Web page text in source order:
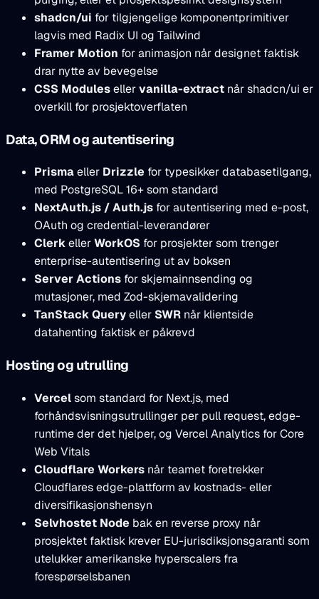
shadcn/ui for tilgjengelige komponentprimitiver
lagvis med Radix UI og Tailwind
Framer Motion for animasjon når designet faktisk
drar nytte av bevegelse
CSS Modulesellervanilla-extract når shadcn/ui er
overkill for prosjektoverflaten
Data, ORM og autentisering
Prismaeller Drizzle for typesikker databasetilgang,
med PostgreSQL 16+ som standard
NextAuth.js / Auth.js for autentisering med e-post,
OAuth og credential-leverandører
ClerkellerWorkOS for prosjekter som trenger
enterprise-autentisering ut av boksen
Server Actions for skjemainnsending og
mutasjoner, med Zod-skjemavalidering
TanStack Queryeller SWR når klientside
datahenting faktisk er påkrevd
Hosting og utrulling
Vercelsom standard for Next.js, med
forhåndsvisningsutrullinger per pull request, edge-
runtime der det hjelper, og Vercel Analytics for Core
Web Vitals
Cloudflare Workers når teamet foretrekker
Cloudflares edge-plattform av kostnads- eller
diversifikasjonshensyn
Selvhostet Node bak en reverse proxy når
prosjektet faktisk krever EU-jurisdiksjonsgaranti som
utelukker amerikanske hyperscalers fra
forespørselsbanen